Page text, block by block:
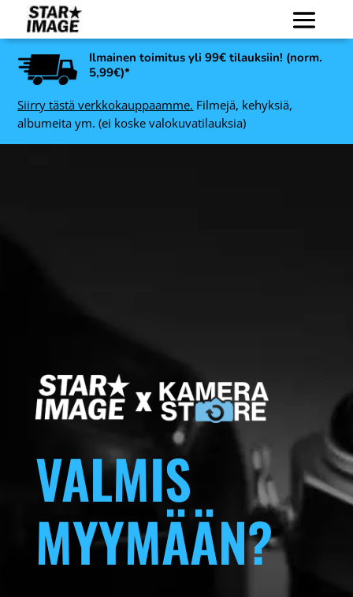
Ilmainen toimitus yli 99€ tilauksiin! (norm.
5,99€)*
Siirry tästä verkkokauppaamme. Filmejä, kehyksiä,
albumeita ym. (ei koske valokuvatilauksia)
VALMIS
MYYMÄÄN?
9,99€